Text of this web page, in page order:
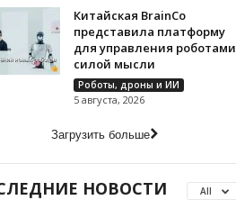
Китайская BrainCo
представила платформу
для управления роботами
силой мысли
Роботы, дроны и ИИ
5 августа, 2026
Загрузить больше
НОВОСТИ All